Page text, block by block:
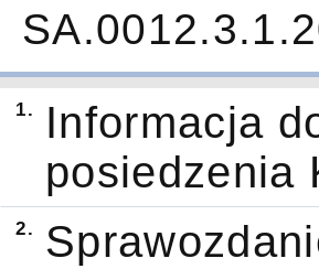
1.
Informacja
posiedzenia
2.